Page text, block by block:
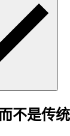
不是传统